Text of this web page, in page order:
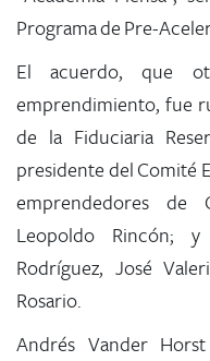
Programa de Pre-
El acuerdo, que
emprendimiento, fue
de la Fiduciaria
presidente del Comité
emprendedores de
Leopoldo Rincón;
Rodríguez, José
Rosario.
Andrés Vander